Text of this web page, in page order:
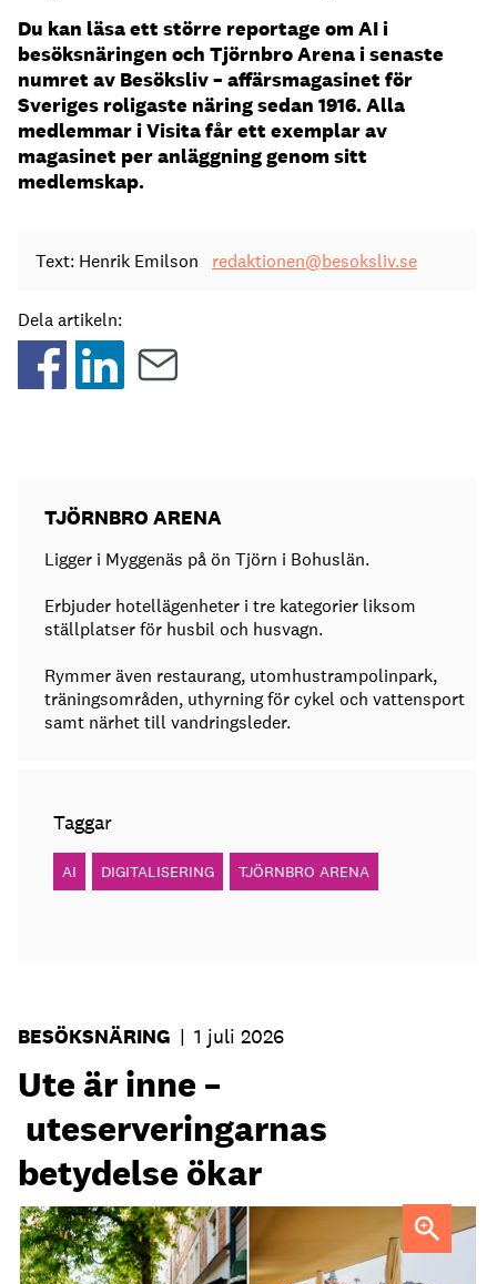
Du kan läsa ett större reportage om AI i
besöksnäringen och Tjörnbro Arena i senaste
numret av Besöksliv – affärsmagasinet för
Sveriges roligaste näring sedan 1916. Alla
medlemmar i Visita får ett exemplar av
magasinet per anläggning genom sitt
medlemskap.
Text: Henrik Emilson redaktionen@besoksliv.se
Dela artikeln:
TJÖRNBRO ARENA
Ligger i Myggenäs på ön Tjörn i Bohuslän.
Erbjuder hotellägenheter i tre kategorier liksom
ställplatser för husbil och husvagn.
Rymmer även restaurang, utomhustrampolinpark,
träningsområden, uthyrning för cykel och vattensport
samt närhet till vandringsleder.
Taggar
AI DIGITALISERING TJÖRNBRO ARENA
BESÖKSNÄRING | 1 juli 2026
Ute är inne –
uteserveringarnas
betydelse ökar
Uteservering på Dryck vinbar samt Slussporten.FOTO:
Samuel Unéus